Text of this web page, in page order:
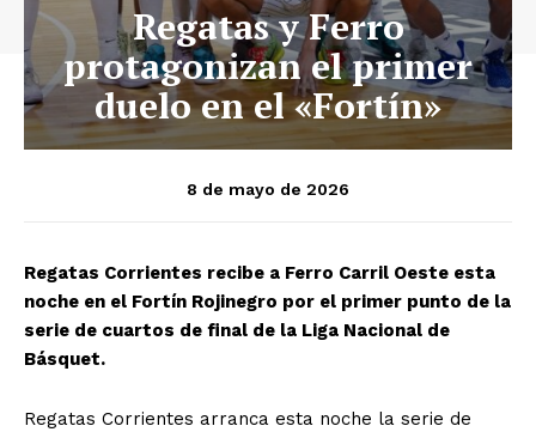
Regatas y Ferro
protagonizan el primer
duelo en el «Fortín»
8 de mayo de 2026
Regatas Corrientes recibe a Ferro Carril Oeste esta
noche en el Fortín Rojinegro por el primer punto de la
serie de cuartos de final de la Liga Nacional de
Básquet.
Regatas Corrientes arranca esta noche la serie de